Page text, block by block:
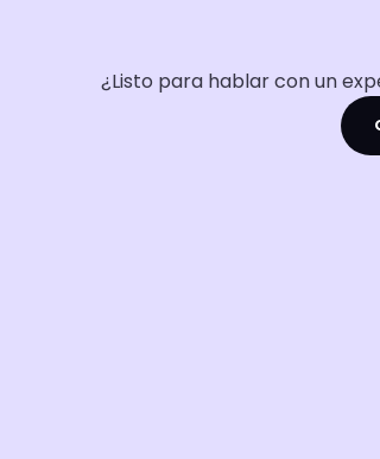
¿Listo para hablar con un